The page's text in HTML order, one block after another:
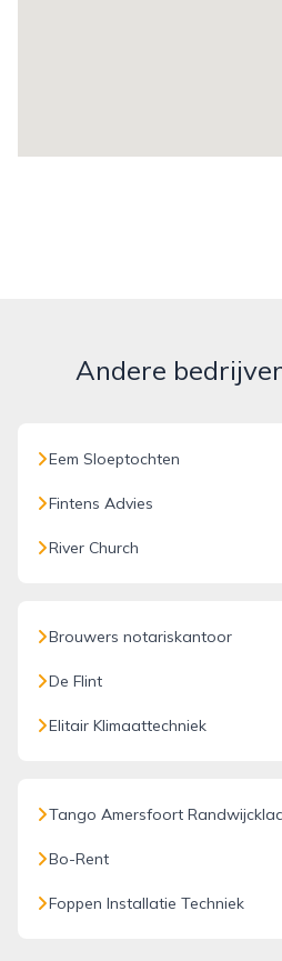
Andere
Eem Sloeptochten
Fintens Advies
River Church
Brouwers notariskantoor
De Flint
Elitair Klimaattechniek
Tango Amersfoort
Bo-Rent
Foppen Installatie Techniek